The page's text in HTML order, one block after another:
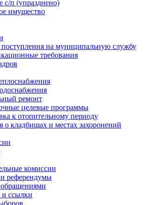
с/п (упразднено)
имущество
на муниципальную службу
требования
ремонт
целевые программы
к отопительному периоду
о кладбищах и местах захоронений
комиссии
референдумы
обращениями
ссылки